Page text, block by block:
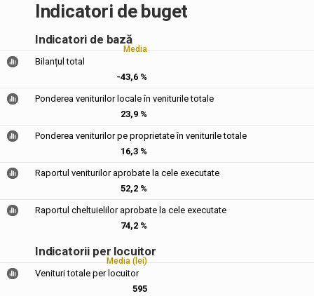
Indicatori de buget
Indicatori de bază
Media
Bilanțul total
-43,6 %
Ponderea veniturilor locale în veniturile totale
23,9 %
Ponderea veniturilor pe proprietate în veniturile totale
16,3 %
Raportul veniturilor aprobate la cele executate
52,2 %
Raportul cheltuielilor aprobate la cele executate
74,2 %
Indicatorii per locuitor
Media (lei)
Venituri totale per locuitor
595